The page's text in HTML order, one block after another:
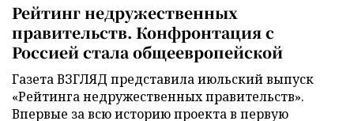
Рейтинг недружественных
правительств. Конфронтация с
Россией стала общеевропейской
Газета ВЗГЛЯД представила июльский выпуск
«Рейтинга недружественных правительств».
Впервые за всю историю проекта в первую